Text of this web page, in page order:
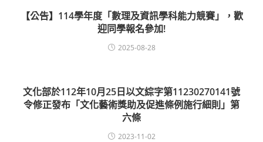
【公告】114學年度「數理及資訊學科能力競賽」，歡
迎同學報名參加!
2025-08-28
文化部於112年10月25日以文綜字第11230270141號
令修正發布「文化藝術獎助及促進條例施行細則」第
六條
2023-11-02